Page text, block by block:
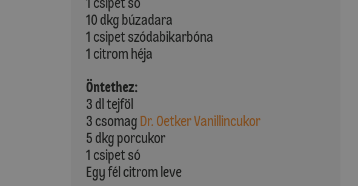
10 dkg búzadara
1 csipet szódabikarbóna
1 citrom héja
Öntethez:
3 dl tejföl
3 csomag Dr. Oetker Vanillincukor
5 dkg porcukor
1 csipet só
Egy fél citrom leve